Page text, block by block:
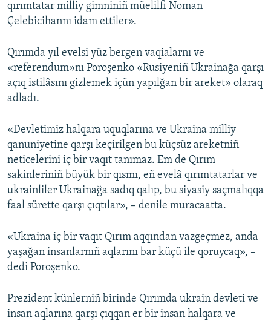
qırımtatar milliy gimniniñ müelilfi Noman
Çelebicihannı idam ettiler».
Qırımda yıl evelsi yüz bergen vaqialarnı ve
«referendum»nı Poroşenko «Rusiyeniñ Ukrainağa qarşı
açıq istilâsını gizlemek içün yapılğan bir areket» olaraq
adladı.
«Devletimiz halqara uquqlarına ve Ukraina milliy
qanuniyetine qarşı keçirilgen bu küçsüz areketniñ
neticelerini iç bir vaqıt tanımaz. Em de Qırım
sakinleriniñ büyük bir qısmı, eñ evelâ qırımtatarlar ve
ukrainliler Ukrainağa sadıq qalıp, bu siyasiy saçmalıqqa
faal sürette qarşı çıqtılar», – denile muracaatta.
«Ukraina iç bir vaqıt Qırım aqqından vazgeçmez, anda
yaşağan insanlarnıñ aqlarını bar küçü ile qoruycaq», –
dedi Poroşenko.
Prezident künlerniñ birinde Qırımda ukrain devleti ve
insan aqlarına qarşı çıqqan er bir insan halqara ve